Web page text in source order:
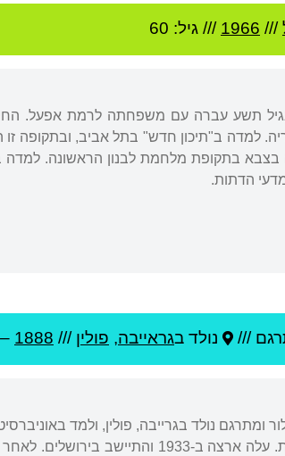
///
1966 /// גיל: 60
תשע עברה עם משפחתה לרמת אפעל.
למדה ב"תיכון חדש" בתל אביב, ובתקופה
בתקופת מלחמת לבנון הראשונה. למדה
הדתות.
/// נולד בגראייבה, פולין ///
1888
–
ומתרגם נולד בגרייבה, פולין, ולמד
היסוד לארצות רבות. עלה ארצה ב-